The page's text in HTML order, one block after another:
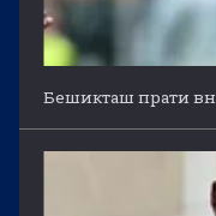
Бешикташ прати